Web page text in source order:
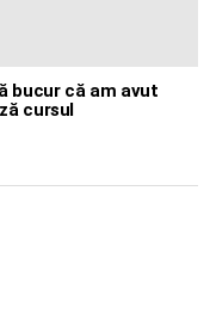
bucur că am avut
cursul